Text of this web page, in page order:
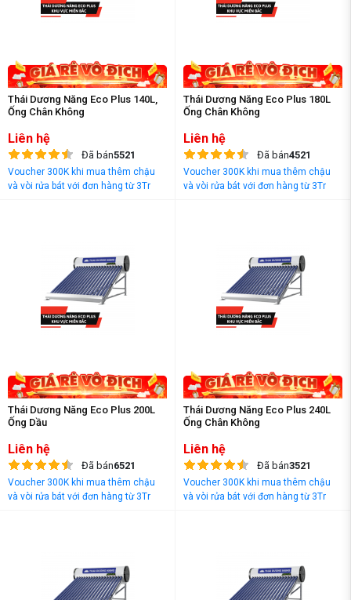
Thái Dương Năng Eco Plus 140L,
Ống Chân Không
Liên hệ
Đã bán5521
Voucher 300K khi mua thêm chậu
và vòi rửa bát với đơn hàng từ 3Tr
Thái Dương Năng Eco Plus 180L
Ống Chân Không
Liên hệ
Đã bán4521
Voucher 300K khi mua thêm chậu
và vòi rửa bát với đơn hàng từ 3Tr
Thái Dương Năng Eco Plus 200L
Ống Dầu
Liên hệ
Đã bán6521
Voucher 300K khi mua thêm chậu
và vòi rửa bát với đơn hàng từ 3Tr
Thái Dương Năng Eco Plus 240L
Ống Chân Không
Liên hệ
Đã bán3521
Voucher 300K khi mua thêm chậu
và vòi rửa bát với đơn hàng từ 3Tr